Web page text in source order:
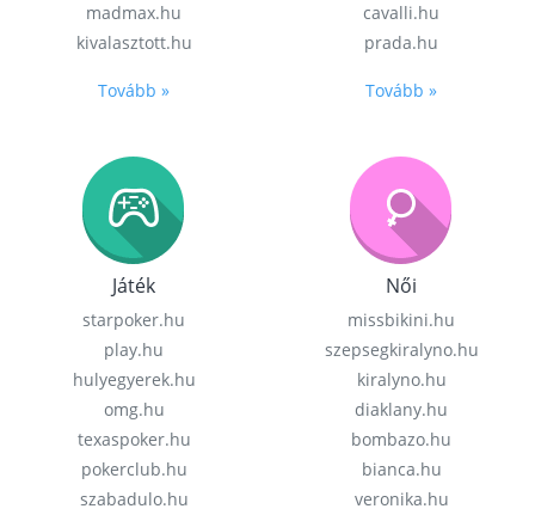
madmax.hu
kivalasztott.hu
Tovább »
cavalli.hu
prada.hu
Tovább »
Játék
starpoker.hu
play.hu
hulyegyerek.hu
omg.hu
texaspoker.hu
pokerclub.hu
szabadulo.hu
Női
missbikini.hu
szepsegkiralyno.hu
kiralyno.hu
diaklany.hu
bombazo.hu
bianca.hu
veronika.hu